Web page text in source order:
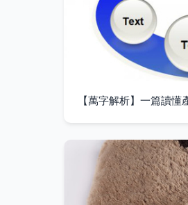
【萬字解析】一篇讀